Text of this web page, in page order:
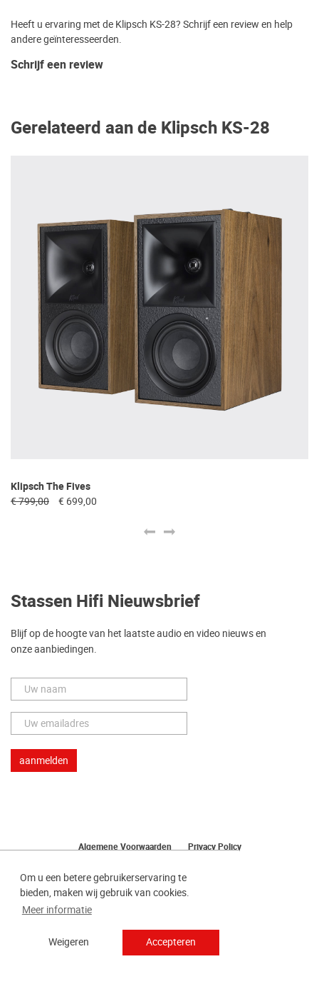
Om u een betere gebruikerservaring te
bieden, maken wij gebruik van cookies.
Meer informatie
Weigeren Accepteren
Heeft u ervaring met de Klipsch KS-28? Schrijf een review en help
andere geïnteresseerden.
Schrijf een review
Gerelateerd aan de Klipsch KS-28
Klipsch The Fives
€ 799,00 € 699,00
Stassen Hifi Nieuwsbrief
Blijf op de hoogte van het laatste audio en video nieuws en
onze aanbiedingen.
Algemene Voorwaarden
Privacy Policy